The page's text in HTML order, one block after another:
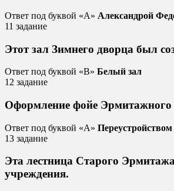
Ответ под буквой «A» Александрой
11 задание
Этот зал Зимнего дворца был
Ответ под буквой «B» Белый зал
12 задание
Оформление фойе Эрмитажного
Ответ под буквой «А» Переустройством
13 задание
Эта лестница Старого
учреждения.